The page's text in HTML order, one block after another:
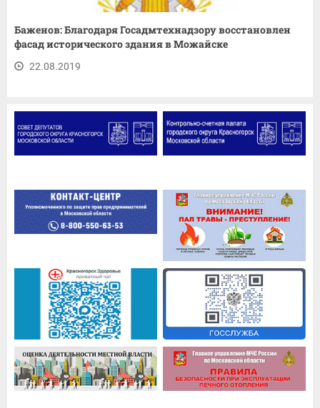
Баженов: Благодаря Госадмтехнадзору восстановлен
фасад исторического здания в Можайске
22.08.2019